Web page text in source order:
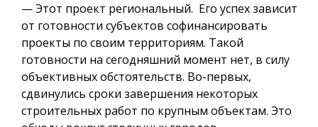
— Этот проект региональный. Его успех зависит
от готовности субъектов софинансировать
проекты по своим территориям. Такой
готовности на сегодняшний момент нет, в силу
объективных обстоятельств. Во-первых,
сдвинулись сроки завершения некоторых
строительных работ по крупным объектам. Это